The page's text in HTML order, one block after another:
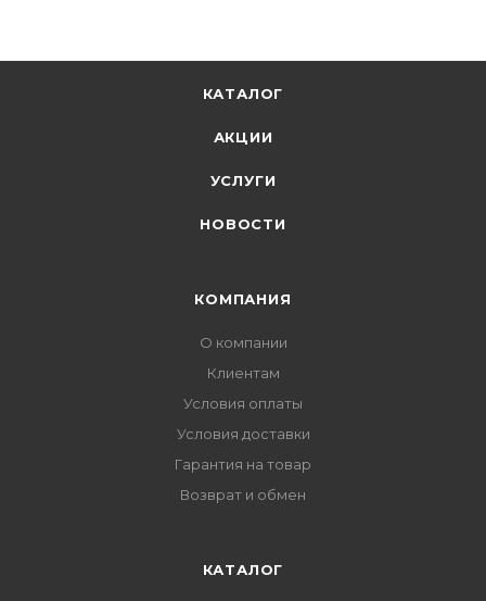
КАТАЛОГ
АКЦИИ
УСЛУГИ
НОВОСТИ
КОМПАНИЯ
О компании
Клиентам
Условия оплаты
Условия доставки
Гарантия на товар
Возврат и обмен
КАТАЛОГ